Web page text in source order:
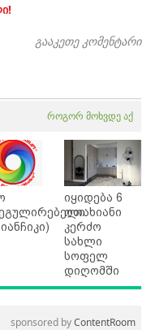
გააკეთე კომენტარი
როგორ მოხვდე აქ
იყიდება 6
ოთახიანი
კერძო
სახლი
სოფელ
დიღომში
sponsored byContentRoom